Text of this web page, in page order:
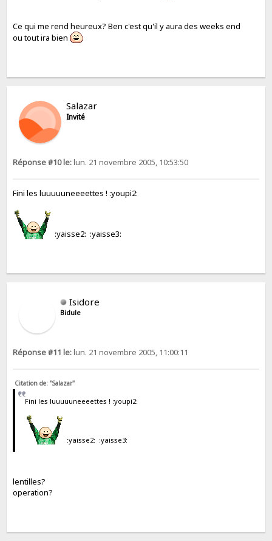
Ce qui me rend heureux? Ben c'est qu'il y aura des weeks end
ou tout ira bien
Salazar
Invité
Réponse #10 le:lun. 21 novembre 2005, 10:53:50
Fini les luuuuuneeeettes ! :youpi2:
:yaisse2: :yaisse3:
Isidore
Bidule
Réponse #11 le:lun. 21 novembre 2005, 11:00:11
Citation de: "Salazar"
Fini les luuuuuneeeettes ! :youpi2:
:yaisse2: :yaisse3:
lentilles?
operation?